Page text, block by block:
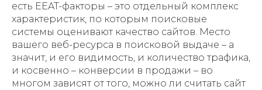
есть EEAT-факторы – это отдельный комплекс
характеристик, по которым поисковые
системы оценивают качество сайтов. Место
вашего веб-ресурса в поисковой выдаче – а
значит, и его видимость, и количество трафика,
и косвенно – конверсии в продажи – во
многом зависят от того, можно ли считать сайт